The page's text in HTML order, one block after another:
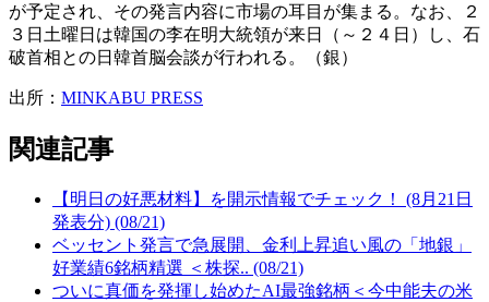
が予定され、その発言内容に市場の耳目が集まる。なお、２
３日土曜日は韓国の李在明大統領が来日（～２４日）し、石
破首相との日韓首脳会談が行われる。（銀）
出所： MINKABU PRESS
関連記事
【明日の好悪材料】を開示情報でチェック！ (8月21日
発表分) (08/21)
ベッセント発言で急展開、金利上昇追い風の「地銀」
好業績6銘柄精選 ＜株探.. (08/21)
ついに真価を発揮し始めたAI最強銘柄＜今中能夫の米